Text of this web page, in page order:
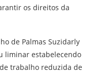
os direitos da
de Palmas Suzidarly
liminar estabelecendo
trabalho reduzida de